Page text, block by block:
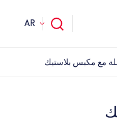
AR
مع مكبس بلاستيك